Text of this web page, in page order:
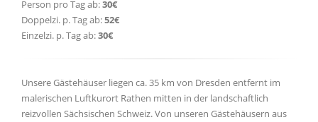
Person pro Tag ab:30€
Doppelzi. p. Tag ab:52€
Einzelzi. p. Tag ab:30€
Unsere Gästehäuser liegen ca. 35 km von Dresden entfernt im
malerischen Luftkurort Rathen mitten in der landschaftlich
reizvollen Sächsischen Schweiz. Von unseren Gästehäusern aus